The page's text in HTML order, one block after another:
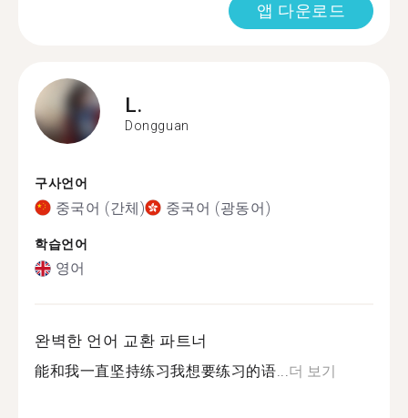
앱 다운로드
L.
Dongguan
구사언어
중국어 (간체) 중국어 (광동어)
학습언어
영어
완벽한 언어 교환 파트너
能和我一直坚持练习我想要练习的语...더 보기